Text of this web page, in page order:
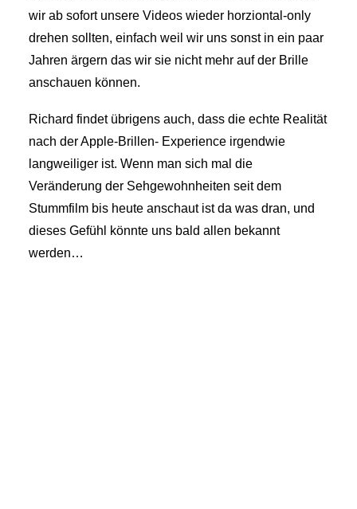
wir ab sofort unsere Videos wieder horziontal-only
drehen sollten, einfach weil wir uns sonst in ein paar
Jahren ärgern das wir sie nicht mehr auf der Brille
anschauen können.
Richard findet übrigens auch, dass die echte Realität
nach der Apple-Brillen- Experience irgendwie
langweiliger ist. Wenn man sich mal die
Veränderung der Sehgewohnheiten seit dem
Stummfilm bis heute anschaut ist da was dran, und
dieses Gefühl könnte uns bald allen bekannt
werden…